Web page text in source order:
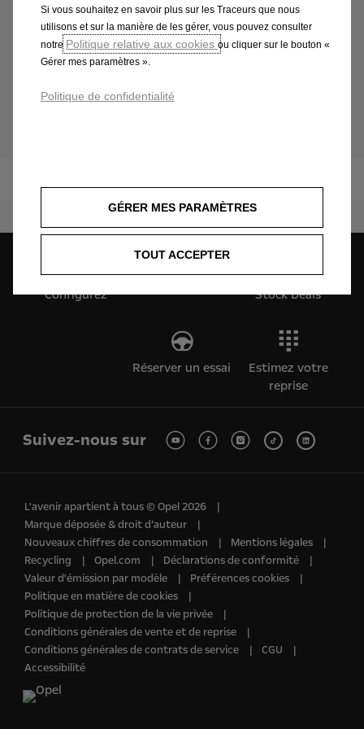
ressources.
Engagement pour l’environnement dans les activités
Configurez Stock Deals
Réserver un essai
Estimez votre
reprise
Suivez-nous sur
L'avenir apartient à tous © Opel 2026
Marque déposée & droit d’auteur
Nouveaux chiffres de consommation
Mentions légales
Recycling
Opel.com
Déclarations de conformité
Valeur d'émission par modèle
Préférences cookies
Politique en matière de cookies
Politique de protection de la vie privée
Conditions générales de vente et de reprise
Conditions générales de contrats de service
CGU
Accessibilité
Si vous souhaitez en savoir plus sur les Traceurs que nous
utilisons et sur la manière de les gérer, vous pouvez consulter
notre Politique relative aux cookies ou cliquer sur le bouton «
Gérer mes paramètres ».
Politique de confidentialité
GÉRER MES PARAMÈTRES
TOUT ACCEPTER